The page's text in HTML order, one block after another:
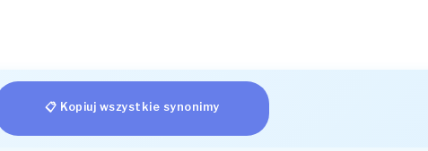
📋 Kopiuj wszystkie synonimy